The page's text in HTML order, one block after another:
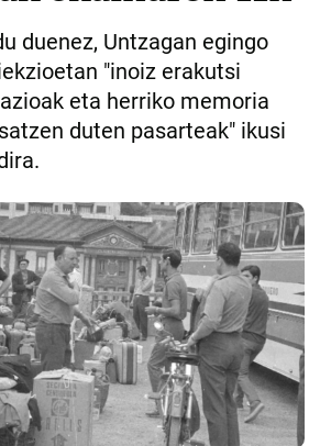
duenez, Untzagan egingo
"inoiz erakutsi
eta herriko memoria
duten pasarteak" ikusi